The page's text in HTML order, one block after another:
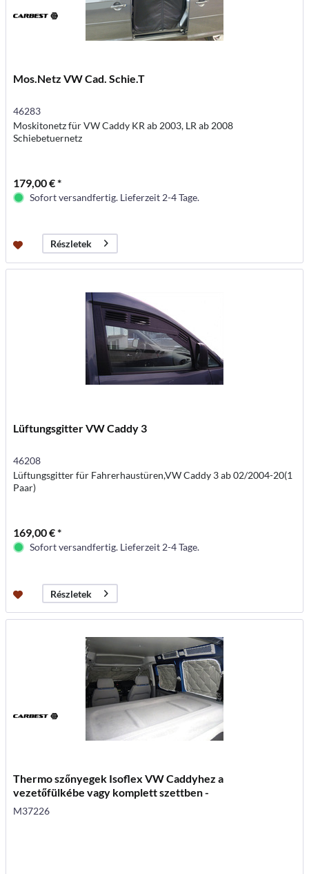
Mos.Netz VW Cad. Schie.T
46283
Moskitonetz für VW Caddy KR ab 2003, LR ab 2008
Schiebetuernetz
179,00 € *
Sofort versandfertig. Lieferzeit 2-4 Tage.
Részletek
Lüftungsgitter VW Caddy 3
46208
Lüftungsgitter für Fahrerhaustüren,VW Caddy 3 ab 02/2004-20(1
Paar)
169,00 € *
Sofort versandfertig. Lieferzeit 2-4 Tage.
Részletek
Thermo szőnyegek Isoflex VW Caddyhez a
vezetőfülkébe vagy komplett szettben -
M37226